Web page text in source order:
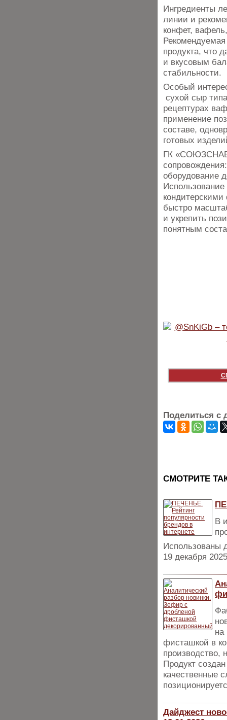
Ингредиенты
линии и
конфет,
Рекомендуемая
продукта, что
и вкусовым
стабильности.
Особый
сухой сыр
рецептурах
применение
составе,
готовых
ГК «СОЮЗСНАБ»
оборудование
быстро
и укрепить
понятным
Поделиться с
CМОТРИТЕ
В
Использованы
19 декабря
на
фисташкой в
производство,
Продукт
качественные
Дайджест